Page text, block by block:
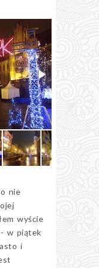
nie
wyście
w piątek
i